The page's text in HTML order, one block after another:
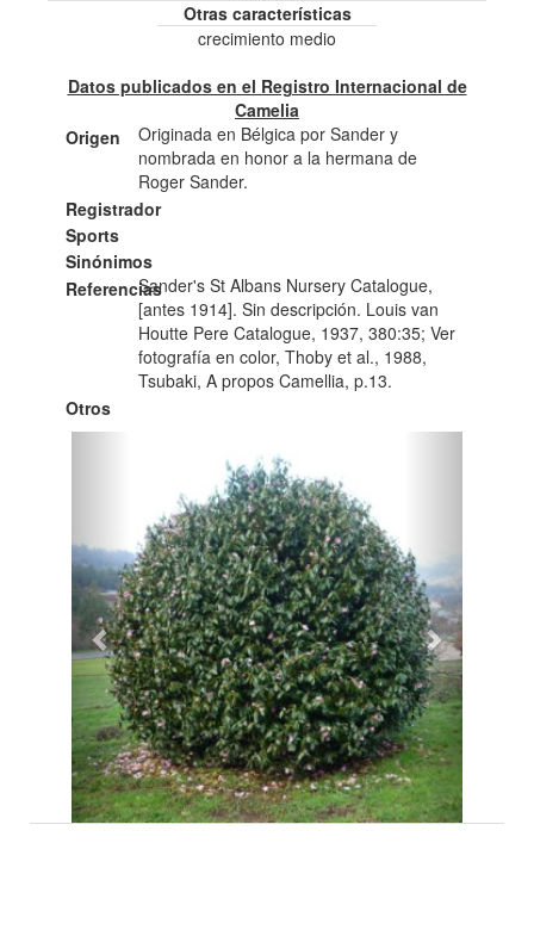
Otras características
crecimiento medio
Datos publicados en el Registro Internacional de
Camelia
Origen
Originada en Bélgica por Sander y
nombrada en honor a la hermana de
Roger Sander.
Registrador
Sports
Sinónimos
ReferenciasSander's St Albans Nursery Catalogue,
[antes 1914]. Sin descripción. Louis van
Houtte Pere Catalogue, 1937, 380:35; Ver
fotografía en color, Thoby et al., 1988,
Tsubaki, A propos Camellia, p.13.
Otros